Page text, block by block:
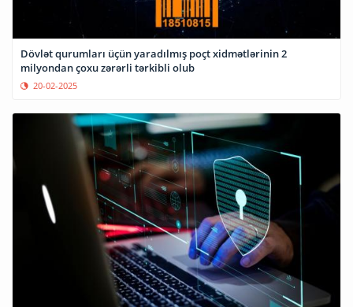
Dövlət qurumları üçün yaradılmış poçt xidmətlərinin 2
milyondan çoxu zərərli tərkibli olub
20-02-2025